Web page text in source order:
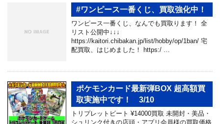
#ワンピース一番くじ、買取強化中！
ワンピース一番くじ、なんでも買取ります！ 全
リスト公開中↓↓↓
https://kaitori.chibakan.jp/list/hobby/op/1ban/ 宅
配買取、はじめました！ https:/ …
ポケモンカード最新弾BOX 超高額買
取実施中です！ 3/10
トリプレットビート ¥14000買取 未開封・美品・
シュリンク付きの店頭・アプリ会員様の買取価格